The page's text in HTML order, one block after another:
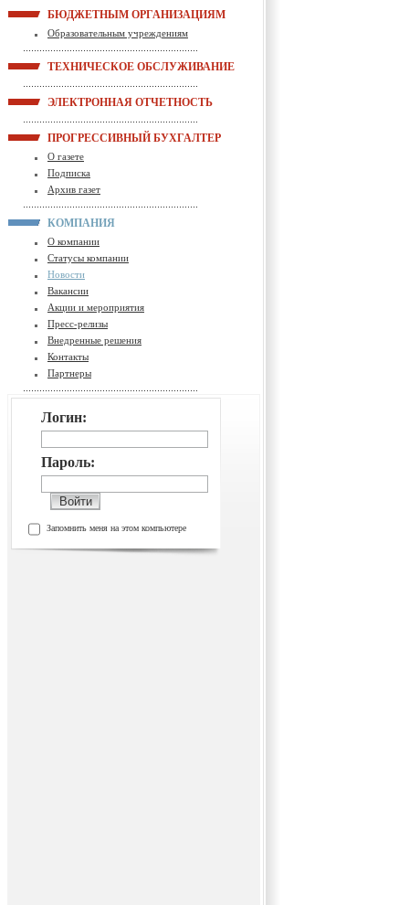
БЮДЖЕТНЫМ ОРГАНИЗАЦИЯМ
Образовательным учреждениям
ТЕХНИЧЕСКОЕ ОБСЛУЖИВАНИЕ
ЭЛЕКТРОННАЯ ОТЧЕТНОСТЬ
ПРОГРЕССИВНЫЙ БУХГАЛТЕР
О газете
Подписка
Архив газет
КОМПАНИЯ
О компании
Статусы компании
Новости
Вакансии
Акции и мероприятия
Пресс-релизы
Внедренные решения
Контакты
Партнеры
Логин:
Пароль:
Запомнить меня на этом компьютере